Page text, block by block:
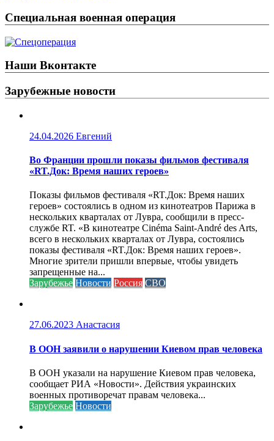
Специальная военная операция
Наши Вконтакте
Зарубежные новости
24.04.2026 Евгений
Во Франции прошли показы фильмов фестиваля
«RT.Док: Время наших героев»
Показы фильмов фестиваля «RT.Док: Время наших
героев» состоялись в одном из кинотеатров Парижа в
нескольких кварталах от Лувра, сообщили в пресс-
службе RT. «В кинотеатре Cinéma Saint-André des Arts,
всего в нескольких кварталах от Лувра, состоялись
показы фестиваля «RT.Док: Время наших героев».
Многие зрители пришли впервые, чтобы увидеть
запрещенные на...
Зарубежье Новости Россия СВО
27.06.2023 Анастасия
В ООН заявили о нарушении Киевом прав человека
В ООН указали на нарушение Киевом прав человека,
сообщает РИА «Новости». Действия украинских
военных противоречат правам человека...
Зарубежье Новости